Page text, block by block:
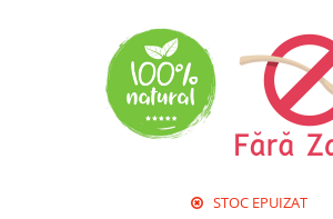
STOC EPUIZAT